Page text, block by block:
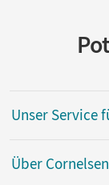
Unser Service
Über Cornelsen